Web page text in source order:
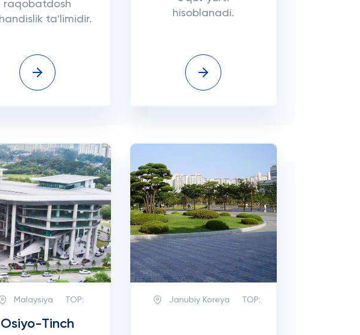
raqobatdosh
ta'limidir.
hisoblanadi.
Malaysiya TOP:
Osiyo-Tinch
Janubiy Koreya TOP: